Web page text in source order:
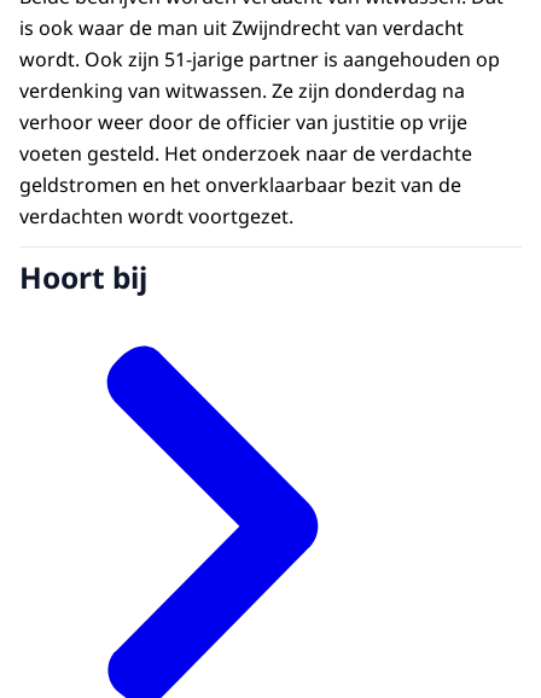
is ook waar de man uit Zwijndrecht van verdacht
wordt. Ook zijn 51-jarige partner is aangehouden op
verdenking van witwassen. Ze zijn donderdag na
verhoor weer door de officier van justitie op vrije
voeten gesteld. Het onderzoek naar de verdachte
geldstromen en het onverklaarbaar bezit van de
verdachten wordt voortgezet.
Hoort bij